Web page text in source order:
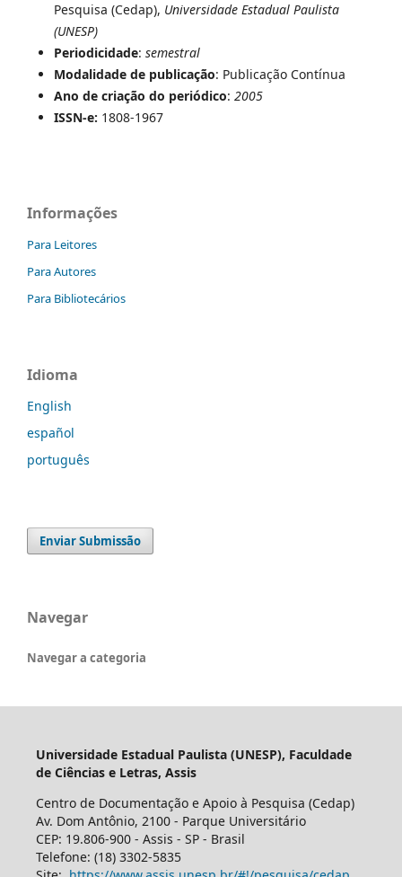
Pesquisa (Cedap), Universidade Estadual Paulista
(UNESP)
Periodicidade: semestral
Modalidade de publicação: Publicação Contínua
Ano de criação do periódico: 2005
ISSN-e: 1808-1967
Informações
Para Leitores
Para Autores
Para Bibliotecários
Idioma
English
español
português
Enviar Submissão
Navegar
Navegar a categoria
Universidade Estadual Paulista (UNESP), Faculdade
de Ciências e Letras, Assis
Centro de Documentação e Apoio à Pesquisa (Cedap)
Av. Dom Antônio, 2100 - Parque Universitário
CEP: 19.806-900 - Assis - SP - Brasil
Telefone: (18) 3302-5835